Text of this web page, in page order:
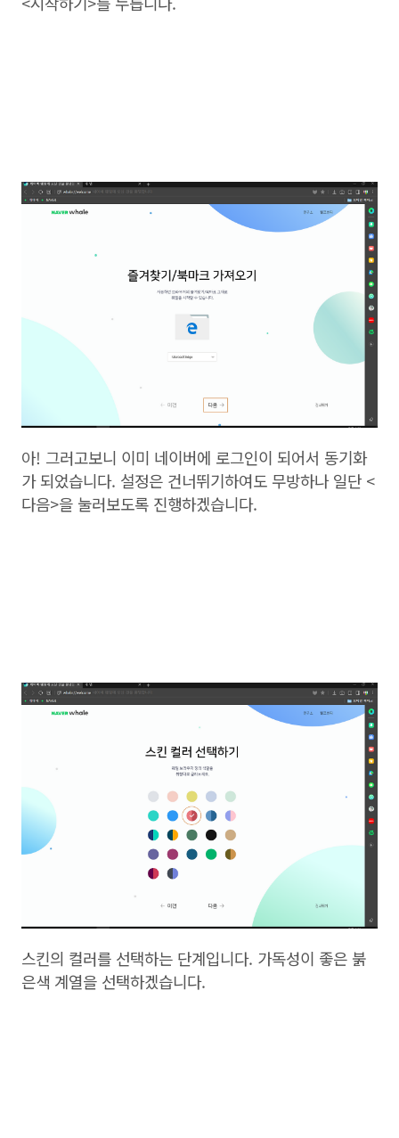
아! 그러고보니 이미 네이버에 로그인이 되어서 동기화
가 되었습니다. 설정은 건너뛰기하여도 무방하나 일단 <
다음>을 눌러보도록 진행하겠습니다.
스킨의 컬러를 선택하는 단계입니다. 가독성이 좋은 붉
은색 계열을 선택하겠습니다.